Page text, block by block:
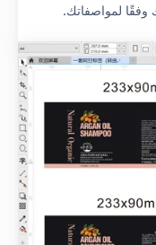
وفقًا لمواصفاتك.